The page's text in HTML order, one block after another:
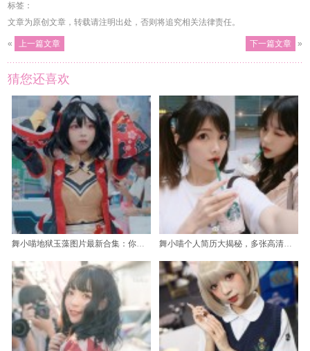
标签：
文章为原创文章，转载请注明出处，否则将追究相关法律责任。
« 上一篇文章 下一篇文章 »
猜您还喜欢
舞小喵地狱玉藻图片最新合集：你所需要的所有信息都在这里 舞小喵个人简历大揭秘，多张高清照片震撼发布